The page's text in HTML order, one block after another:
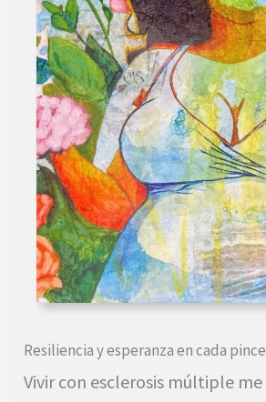
Resiliencia y esperanza en cada
Vivir con esclerosis múltiple me